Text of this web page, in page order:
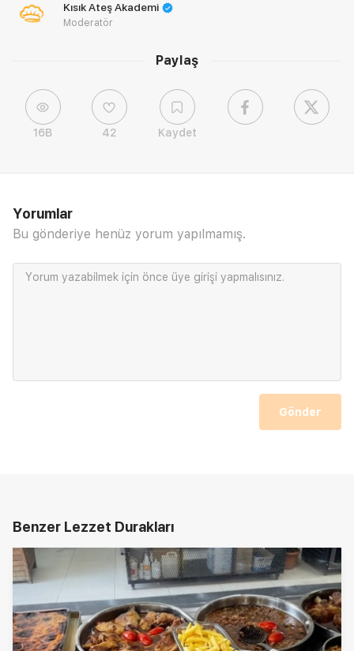
Paylaş
16B 42 Kaydet
Kısık Ateş Akademi
Moderatör
Yorumlar
Bu gönderiye henüz yorum yapılmamış.
Yorum yazabilmek için önce üye girişi yapmalısınız.
Gönder
Benzer Lezzet Durakları